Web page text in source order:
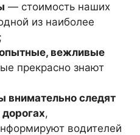
— стоимость наших
из наиболее
вежливые
прекрасно знают
внимательно следят
,
водителей